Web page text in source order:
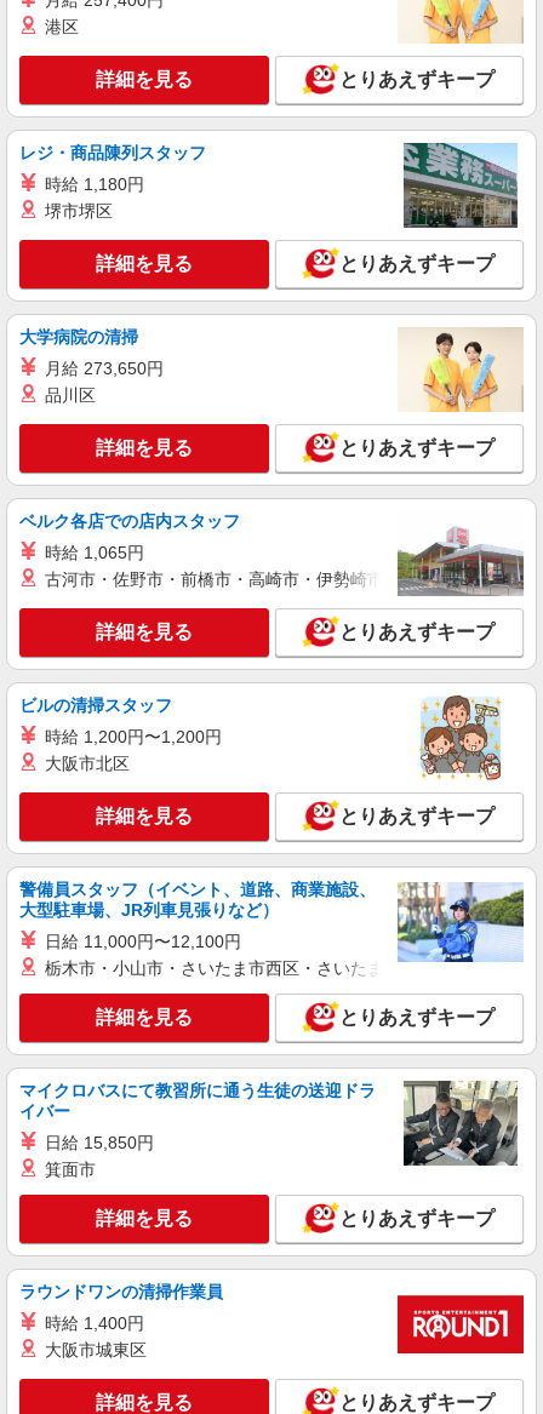
港区
詳細を見る とりあえずキープ
レジ・商品陳列スタッフ
時給 1,180円
堺市堺区
詳細を見る とりあえずキープ
大学病院の清掃
月給 273,650円
品川区
詳細を見る とりあえずキープ
ベルク各店での店内スタッフ
時給 1,065円
古河市・佐野市・前橋市・高崎市・伊勢崎市・太田市・館林市
詳細を見る とりあえずキープ
ビルの清掃スタッフ
時給 1,200円〜1,200円
大阪市北区
詳細を見る とりあえずキープ
警備員スタッフ（イベント、道路、商業施設、
大型駐車場、JR列車見張りなど）
日給 11,000円〜12,100円
栃木市・小山市・さいたま市西区・さいたま市岩槻区・久喜市・
詳細を見る とりあえずキープ
マイクロバスにて教習所に通う生徒の送迎ドラ
イバー
日給 15,850円
箕面市
詳細を見る とりあえずキープ
ラウンドワンの清掃作業員
時給 1,400円
大阪市城東区
詳細を見る とりあえずキープ